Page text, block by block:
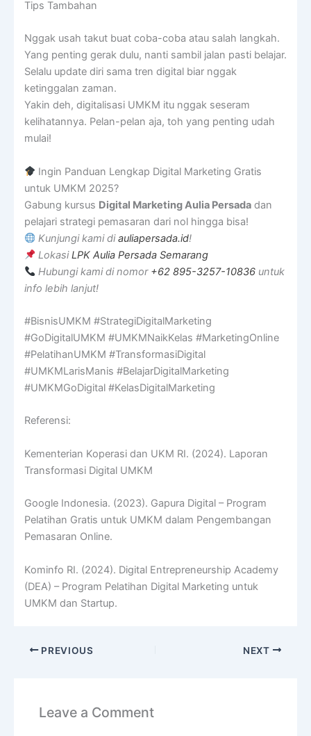
Tips Tambahan
Nggak usah takut buat coba-coba atau salah langkah.
Yang penting gerak dulu, nanti sambil jalan pasti belajar.
Selalu update diri sama tren digital biar nggak
ketinggalan zaman.
Yakin deh, digitalisasi UMKM itu nggak seseram
kelihatannya. Pelan-pelan aja, toh yang penting udah
mulai!
Ingin Panduan Lengkap Digital Marketing Gratis
untuk UMKM 2025?
Gabung kursus Digital Marketing Aulia Persadadan
pelajari strategi pemasaran dari nol hingga bisa!
Kunjungi kami diauliapersada.id!
LokasiLPK Aulia Persada Semarang
Hubungi kami di nomor +62 895-3257-10836 untuk
info lebih lanjut!
#BisnisUMKM #StrategiDigitalMarketing
#GoDigitalUMKM #UMKMNaikKelas #MarketingOnline
#PelatihanUMKM #TransformasiDigital
#UMKMLarisManis #BelajarDigitalMarketing
#UMKMGoDigital #KelasDigitalMarketing
Referensi:
Kementerian Koperasi dan UKM RI. (2024). Laporan
Transformasi Digital UMKM
Google Indonesia. (2023). Gapura Digital – Program
Pelatihan Gratis untuk UMKM dalam Pengembangan
Pemasaran Online.
Kominfo RI. (2024). Digital Entrepreneurship Academy
(DEA) – Program Pelatihan Digital Marketing untuk
UMKM dan Startup.
PREVIOUS NEXT
Leave a Comment